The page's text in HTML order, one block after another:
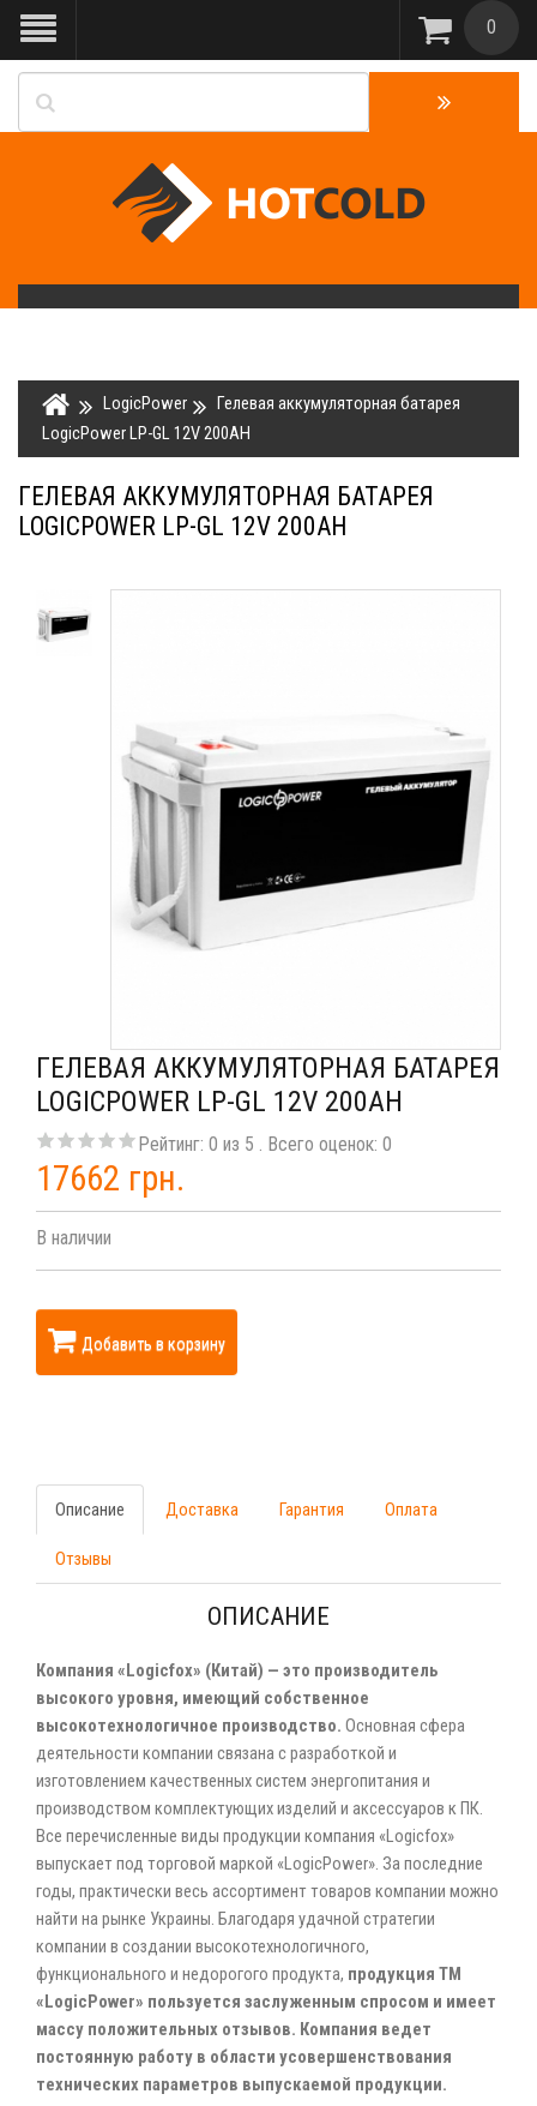
0
LogicPower
Гелевая аккумуляторная батарея
LogicPower LP-GL 12V 200AH
ГЕЛЕВАЯ АККУМУЛЯТОРНАЯ БАТАРЕЯ
LOGICPOWER LP-GL 12V 200AH
ГЕЛЕВАЯ АККУМУЛЯТОРНАЯ БАТАРЕЯ
LOGICPOWER LP-GL 12V 200AH
Рейтинг: 0 из 5 . Всего оценок: 0
17662 грн.
В наличии
Добавить в корзину
Описание Доставка Гарантия Оплата
Отзывы
ОПИСАНИЕ
Компания «Logicfox» (Китай) — это производитель
высокого уровня, имеющий собственное
высокотехнологичное производство. Основная сфера
деятельности компании связана с разработкой и
изготовлением качественных систем энергопитания и
производством комплектующих изделий и аксессуаров к ПК.
Все перечисленные виды продукции компания «Logicfox»
выпускает под торговой маркой «LogicРower». За последние
годы, практически весь ассортимент товаров компании можно
найти на рынке Украины. Благодаря удачной стратегии
компании в создании высокотехнологичного,
функционального и недорогого продукта, продукция ТМ
«LogicРower» пользуется заслуженным спросом и имеет
массу положительных отзывов. Компания ведет
постоянную работу в области усовершенствования
технических параметров выпускаемой продукции.